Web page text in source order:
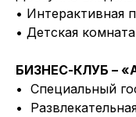
• Интерактивная
• Детская
БИЗНЕС-КЛУБ –
• Специальный
•